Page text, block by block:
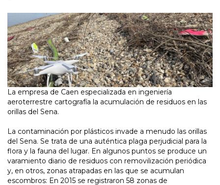
La empresa de Caen especializada en ingeniería
aeroterrestre cartografía la acumulación de residuos en las
orillas del Sena.
La contaminación por plásticos invade a menudo las orillas
del Sena. Se trata de una auténtica plaga perjudicial para la
flora y la fauna del lugar. En algunos puntos se produce un
varamiento diario de residuos con removilización periódica
y, en otros, zonas atrapadas en las que se acumulan
escombros: En 2015 se registraron 58 zonas de